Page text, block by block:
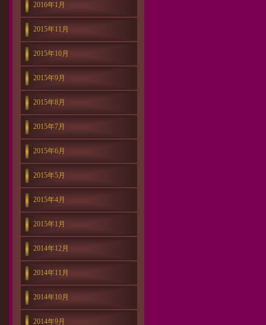
2016年1月
2015年11月
2015年10月
2015年9月
2015年8月
2015年7月
2015年6月
2015年5月
2015年4月
2015年1月
2014年12月
2014年11月
2014年10月
2014年9月